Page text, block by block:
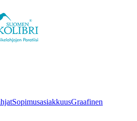
SopimusasiakkuusGraafinen